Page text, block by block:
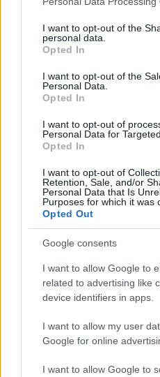
not limited to your visit or
grant or deny consent to
use your data for below
consent section.
I want to opt-out of the
personal data.
Opted In
I want to opt-out of the
Personal Data.
Opted In
I want to opt-out of
Personal Data for
Opted In
I want to opt-out of
Retention, Sale, and/or
Personal Data that Is
Purposes for which it was
Opted Out
Google consents
I want to allow Google to
related to advertising like
device identifiers in apps.
I want to allow my user
Google for online
I want to allow Google to
Amikor a férfi
de nagyon
Tetszem Neked,
" - érkezik a kérdés
nevű oldalon chatjén a ...